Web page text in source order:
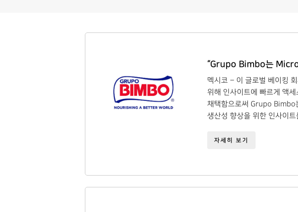
“Grupo Bimbo는
멕시코 – 이 글로벌 베이킹
위해 인사이트에 빠르게 액
채택함으로써 Grupo Bimbo
생산성 향상을 위한 인사이
자세히 보기